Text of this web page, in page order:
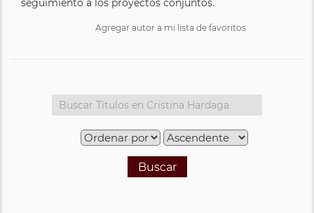
seguimiento a los proyectos conjuntos.
Agregar autor a mi lista de favoritos
Buscar